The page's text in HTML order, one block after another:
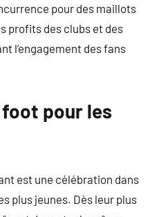
pour des maillots
profits des clubs et des
l’engagement des fans
pour les
est une célébration dans
plus jeunes. Dès leur plus